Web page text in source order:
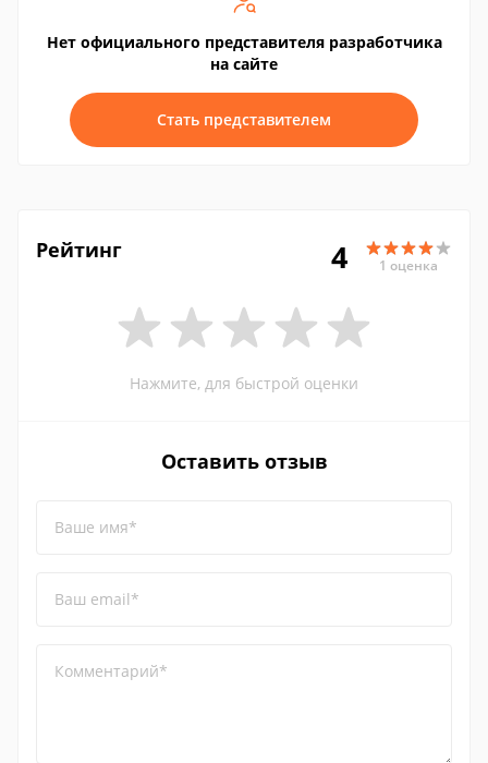
Нет официального представителя разработчика
на сайте
Стать представителем
Рейтинг 4 1 оценка
Нажмите, для быстрой оценки
Оставить отзыв
Ваше имя*
Ваш email*
Комментарий*